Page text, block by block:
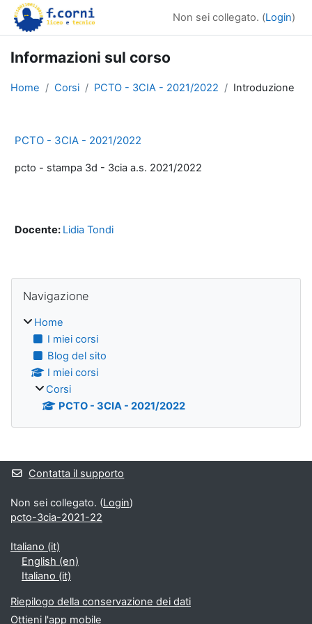
Vai al contenuto principale
Non sei collegato. (Login)
Informazioni sul corso
Home Corsi PCTO - 3CIA - 2021/2022 Introduzione
PCTO - 3CIA - 2021/2022
pcto - stampa 3d - 3cia a.s. 2021/2022
Docente: Lidia Tondi
Blocchi
Navigazione
Home
I miei corsi
Blog del sito
I miei corsi
Corsi
PCTO - 3CIA - 2021/2022
Blocchi
Contatta il supporto
Non sei collegato. (Login)
pcto-3cia-2021-22
Italiano ‎(it)‎
English ‎(en)‎
Italiano ‎(it)‎
Riepilogo della conservazione dei dati
Ottieni l'app mobile